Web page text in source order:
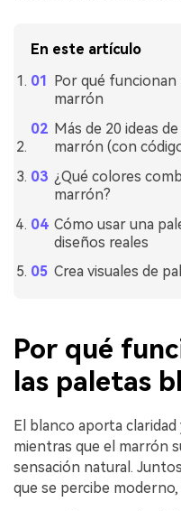
En este artículo
Por qué
marrón
Más de 20 ideas
marrón (con
¿Qué colores
marrón?
Cómo usar una
diseños reales
Crea visuales de
Por qué
las paletas
El blanco aporta
mientras que el marrón
sensación natural.
que se percibe